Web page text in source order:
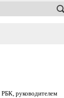
руководителем